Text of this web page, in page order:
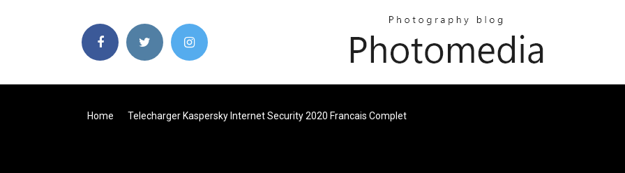
Home Telecharger Kaspersky Internet Security 2020 Francais Complet